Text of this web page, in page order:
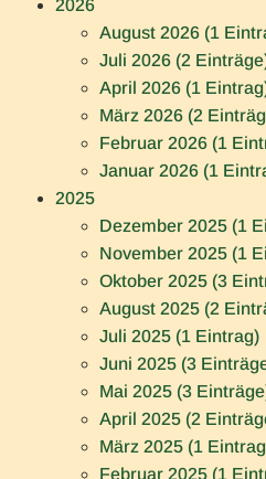
2026
August 2026 (1
Juli 2026 (2
April 2026 (1
März 2026 (2
Februar 2026 (1
Januar 2026 (1
2025
Dezember 2025 (1
November 2025 (1
Oktober 2025 (3
August 2025 (2
Juli 2025 (1 Eintrag)
Juni 2025 (3
Mai 2025 (3
April 2025 (2
März 2025 (1
Februar 2025 (1